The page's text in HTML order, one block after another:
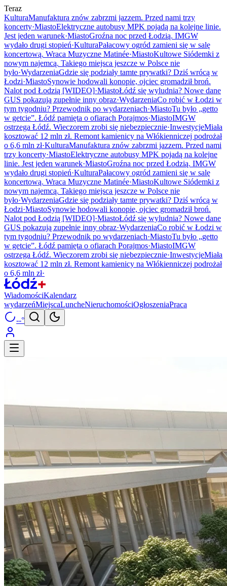
Teraz
KulturaManufaktura znów zabrzmi jazzem. Przed nami trzy
koncerty·MiastoElektryczne autobusy MPK pojadą na kolejne linie.
Jest jeden warunek·MiastoGroźna noc przed Łodzią. IMGW
wydało drugi stopień·KulturaPałacowy ogród zamieni się w salę
koncertową. Wraca Muzyczne Matinée·MiastoKultowe Siódemki z
nowym najemcą. Takiego miejsca jeszcze w Polsce nie
było·WydarzeniaGdzie się podziały tamte prywatki? Dziś wrócą w
Łodzi·MiastoSynowie hodowali konopie, ojciec gromadził broń.
Nalot pod Łodzią [WIDEO]·MiastoŁódź się wyludnia? Nowe dane
GUS pokazują zupełnie inny obraz·WydarzeniaCo robić w Łodzi w
tym tygodniu? Przewodnik po wydarzeniach·MiastoTu było „getto
w getcie”. Łódź pamięta o ofiarach Porajmos·MiastoIMGW
ostrzega Łódź. Wieczorem zrobi się niebezpiecznie·InwestycjeMiała
kosztować 12 mln zł. Remont kamienicy na Włókienniczej podrożał
o 6,6 mln zł·KulturaManufaktura znów zabrzmi jazzem. Przed nami
trzy koncerty·MiastoElektryczne autobusy MPK pojadą na kolejne
linie. Jest jeden warunek·MiastoGroźna noc przed Łodzią. IMGW
wydało drugi stopień·KulturaPałacowy ogród zamieni się w salę
koncertową. Wraca Muzyczne Matinée·MiastoKultowe Siódemki z
nowym najemcą. Takiego miejsca jeszcze w Polsce nie
było·WydarzeniaGdzie się podziały tamte prywatki? Dziś wrócą w
Łodzi·MiastoSynowie hodowali konopie, ojciec gromadził broń.
Nalot pod Łodzią [WIDEO]·MiastoŁódź się wyludnia? Nowe dane
GUS pokazują zupełnie inny obraz·WydarzeniaCo robić w Łodzi w
tym tygodniu? Przewodnik po wydarzeniach·MiastoTu było „getto
w getcie”. Łódź pamięta o ofiarach Porajmos·MiastoIMGW
ostrzega Łódź. Wieczorem zrobi się niebezpiecznie·InwestycjeMiała
kosztować 12 mln zł. Remont kamienicy na Włókienniczej podrożał
o 6,6 mln zł·
WiadomościKalendarz
wydarzeńMiejscaLuncheNieruchomościOgłoszeniaPraca
--°